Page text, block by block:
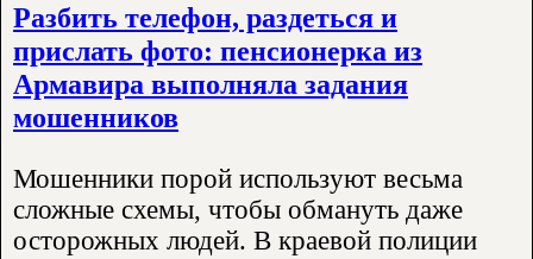
Разбить телефон, раздеться и
прислать фото: пенсионерка из
Армавира выполняла задания
мошенников
Мошенники порой используют весьма
сложные схемы, чтобы обмануть даже
осторожных людей. В краевой полиции